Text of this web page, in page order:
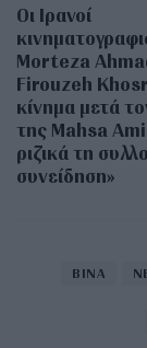
Οι Ιρανοί
Morteza
Firouzeh
κίνημα μετά
της Mahsa
ριζικά τη
συνείδηση»
BINA